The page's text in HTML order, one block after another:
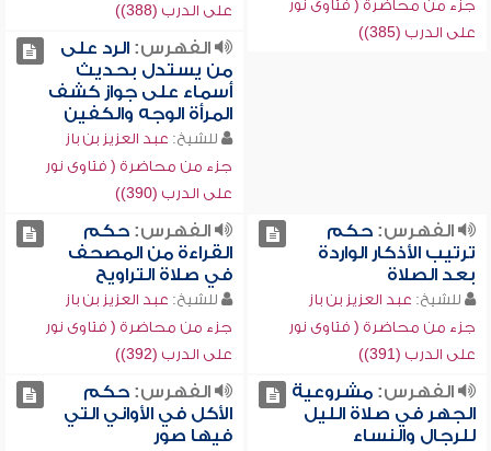
جزء من محاضرة ( فتاوى نور
على الدرب (385))
على الدرب (388))
الفهرس:الرد على
من يستدل بحديث
أسماء على جواز كشف
المرأة الوجه والكفين
للشيخ: عبد العزيز بن باز
جزء من محاضرة ( فتاوى نور
على الدرب (390))
الفهرس:حكم
ترتيب الأذكار الواردة
بعد الصلاة
للشيخ: عبد العزيز بن باز
جزء من محاضرة ( فتاوى نور
على الدرب (391))
الفهرس:حكم
القراءة من المصحف
في صلاة التراويح
للشيخ: عبد العزيز بن باز
جزء من محاضرة ( فتاوى نور
على الدرب (392))
الفهرس:مشروعية
الجهر في صلاة الليل
للرجال والنساء
الفهرس:حكم
الأكل في الأواني التي
فيها صور